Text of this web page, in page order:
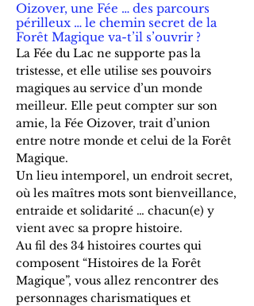
Oizover, une Fée … des parcours
périlleux … le chemin secret de la
Forêt Magique va-t’il s’ouvrir ?
La Fée du Lac ne supporte pas la
tristesse, et elle utilise ses pouvoirs
magiques au service d’un monde
meilleur. Elle peut compter sur son
amie, la Fée Oizover, trait d’union
entre notre monde et celui de la Forêt
Magique.
Un lieu intemporel, un endroit secret,
où les maîtres mots sont bienveillance,
entraide et solidarité … chacun(e) y
vient avec sa propre histoire.
Au fil des 34 histoires courtes qui
composent “Histoires de la Forêt
Magique”, vous allez rencontrer des
personnages charismatiques et